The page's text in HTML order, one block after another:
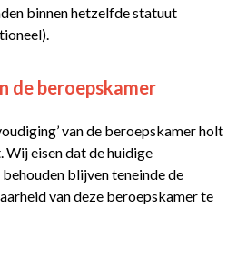
binnen hetzelfde statuut
de beroepskamer
van de beroepskamer holt
eisen dat de huidige
blijven teneinde de
van deze beroepskamer te